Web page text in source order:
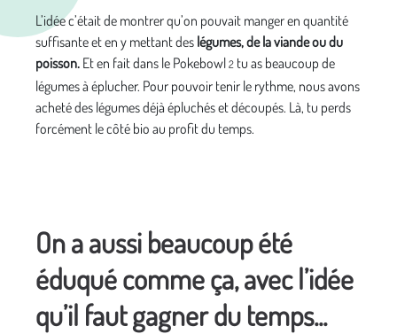
L’idée c’était de montrer qu’on pouvait manger en quantité
suffisante et en y mettant des légumes, de la viande ou du
poisson. Et en fait dans le Pokebowl 2 tu as beaucoup de
légumes à éplucher. Pour pouvoir tenir le rythme, nous avons
acheté des légumes déjà épluchés et découpés. Là, tu perds
forcément le côté bio au profit du temps.
On a aussi beaucoup été
éduqué comme ça, avec l’idée
qu’il faut gagner du temps...